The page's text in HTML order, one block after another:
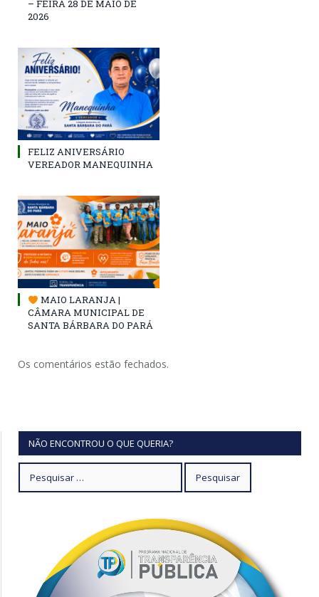
– FEIRA 28 DE MAIO DE
2026
FELIZ ANIVERSÁRIO
VEREADOR MANEQUINHA
MAIO LARANJA |
CÂMARA MUNICIPAL DE
SANTA BÁRBARA DO PARÁ
Os comentários estão fechados.
NÃO ENCONTROU O QUE QUERIA?